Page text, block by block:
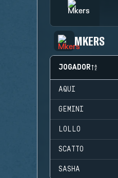
MKERS
JOGADOR
AQUI
GEMINI
LOLLO
SCATTO
SASHA